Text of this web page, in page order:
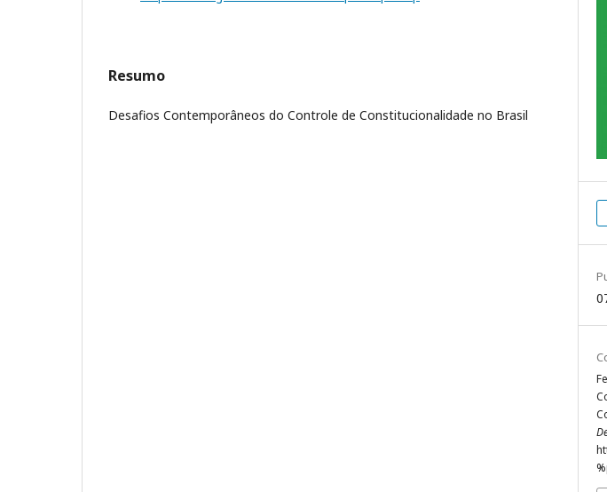
Resumo
Desafios Contemporâneos do Controle de Constitucionalidade no Brasil